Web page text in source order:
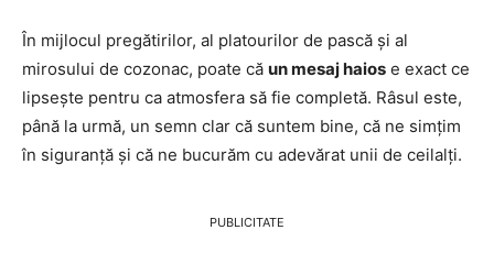
În mijlocul pregătirilor, al platourilor de pască și al
mirosului de cozonac, poate că un mesaj haios e exact ce
lipsește pentru ca atmosfera să fie completă. Râsul este,
până la urmă, un semn clar că suntem bine, că ne simțim
în siguranță și că ne bucurăm cu adevărat unii de ceilalți.
PUBLICITATE